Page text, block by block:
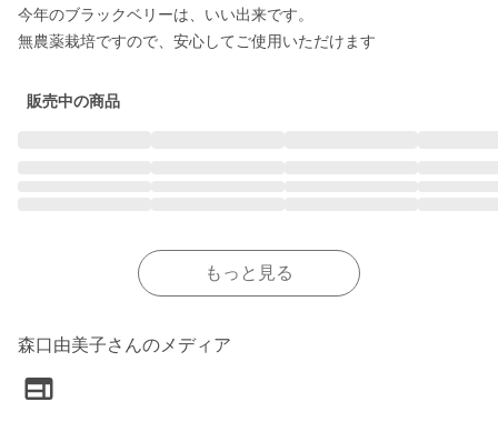
今年のブラックベリーは、いい出来です。
販売中の商品
もっと見る
森口由美子さんのメディア